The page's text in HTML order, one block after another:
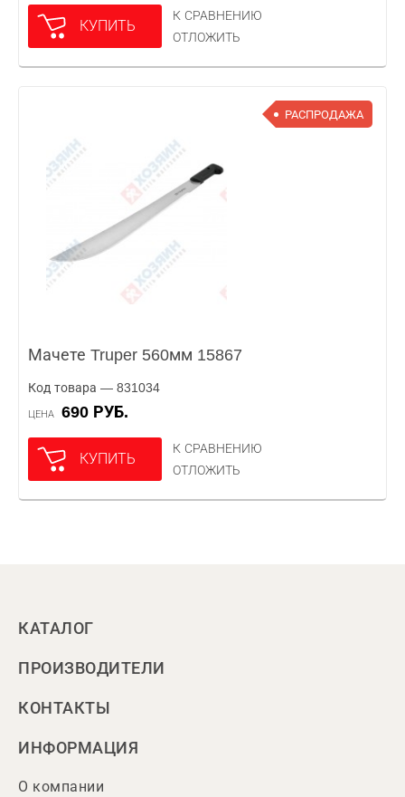
КУПИТЬ
К СРАВНЕНИЮ
ОТЛОЖИТЬ
РАСПРОДАЖА
Мачете Truper 560мм 15867
Код товара — 831034
ЦЕНА 690 РУБ.
КУПИТЬ
К СРАВНЕНИЮ
ОТЛОЖИТЬ
КАТАЛОГ
ПРОИЗВОДИТЕЛИ
КОНТАКТЫ
ИНФОРМАЦИЯ
О компании